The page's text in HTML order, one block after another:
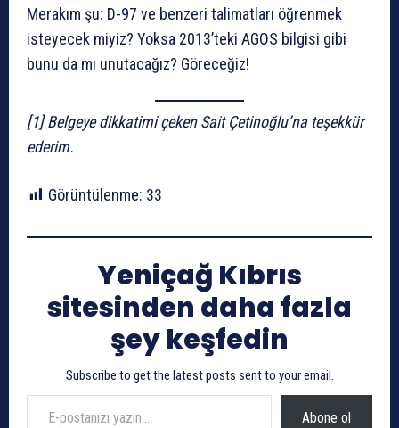
Merakım şu: D-97 ve benzeri talimatları öğrenmek
isteyecek miyiz? Yoksa 2013’teki AGOS bilgisi gibi
bunu da mı unutacağız? Göreceğiz!
[1] Belgeye dikkatimi çeken Sait Çetinoğlu’na teşekkür
ederim.
Görüntülenme: 33
Yeniçağ Kıbrıs
sitesinden daha fazla
şey keşfedin
Subscribe to get the latest posts sent to your email.
E-postanızı yazın…
Abone ol